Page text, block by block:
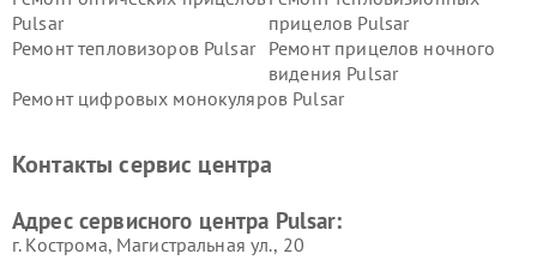
Pulsar
прицелов Pulsar
Ремонт тепловизоров Pulsar
Ремонт прицелов ночного
видения Pulsar
Ремонт цифровых монокуляров Pulsar
Контакты сервис центра
Адрес сервисного центра Pulsar:
г. Кострома, Магистральная ул., 20